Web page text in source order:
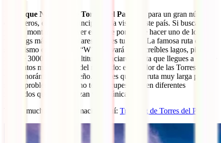
Parque Nacional de Torres del Paine
es, para un gran número
de viajeros, el motivo principal de la visita a este país. Si buscas un
paisaje montañoso que ver en Chile por el que hacer uno de los
trekkings más espectaculares, este es tu lugar. La famosa ruta de
senderismo en forma de “W” te llevará por increíbles lagos, picos de
más de 3000 metros de altitud y glaciares, hasta que llegues a uno de
los puntos más icónicos del recorrido: el mirador de las Torres, con
una panorámica de ensueño. Si crees que una ruta muy larga puede
ser un problema para ti, no te preocupes, existen diferentes
recorridos que te garantizan vistas únicas.
Tienes mucha más información aquí: Trekking de Torres del Paine